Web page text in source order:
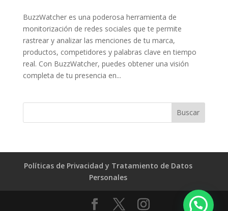
BuzzWatcher es una poderosa herramienta de
monitorización de redes sociales que te permite
rastrear y analizar las menciones de tu marca,
productos, competidores y palabras clave en tiempo
real. Con BuzzWatcher, puedes obtener una visión
completa de tu presencia en...
Políticas de Privacidad y Tratamiento de Datos
Personales